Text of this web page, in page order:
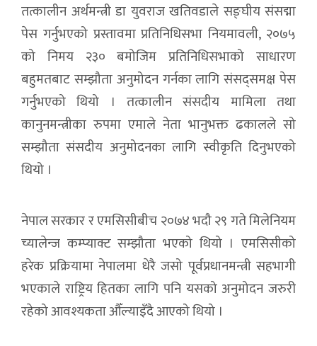
तत्कालीन अर्थमन्त्री डा युवराज खतिवडाले सङ्घीय संसद्मा
पेस गर्नुभएको प्रस्तावमा प्रतिनिधिसभा नियमावली, २०७५
को निमय २३० बमोजिम प्रतिनिधिसभाको साधारण
बहुमतबाट सम्झौता अनुमोदन गर्नका लागि संसद्समक्ष पेस
गर्नुभएको थियो । तत्कालीन संसदीय मामिला तथा
कानुनमन्त्रीका रुपमा एमाले नेता भानुभक्त ढकालले सो
सम्झौता संसदीय अनुमोदनका लागि स्वीकृति दिनुभएको
थियो ।
नेपाल सरकार र एमसिसीबीच २०७४ भदौ २९ गते मिलेनियम
च्यालेन्ज कम्प्याक्ट सम्झौता भएको थियो । एमसिसीको
हरेक प्रक्रियामा नेपालमा धेरै जसो पूर्वप्रधानमन्त्री सहभागी
भएकाले राष्ट्रिय हितका लागि पनि यसको अनुमोदन जरुरी
रहेको आवश्यकता औँल्याइँदै आएको थियो ।